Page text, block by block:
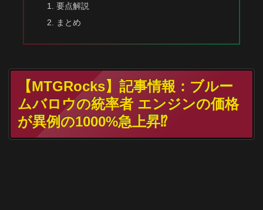
要点解説
まとめ
【MTGRocks】記事情報：ブルー
ムバロウの統率者 エンジンの価格
が異例の1000%急上昇⁉